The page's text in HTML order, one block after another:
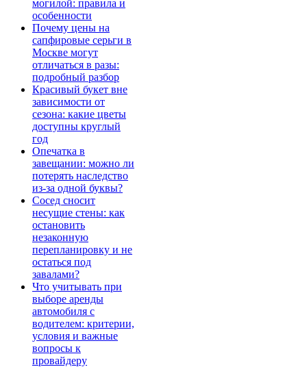
могилой: правила и
особенности
Почему цены на
сапфировые серьги в
Москве могут
отличаться в разы:
подробный разбор
Красивый букет вне
зависимости от
сезона: какие цветы
доступны круглый
год
Опечатка в
завещании: можно ли
потерять наследство
из-за одной буквы?
Сосед сносит
несущие стены: как
остановить
незаконную
перепланировку и не
остаться под
завалами?
Что учитывать при
выборе аренды
автомобиля с
водителем: критерии,
условия и важные
вопросы к
провайдеру